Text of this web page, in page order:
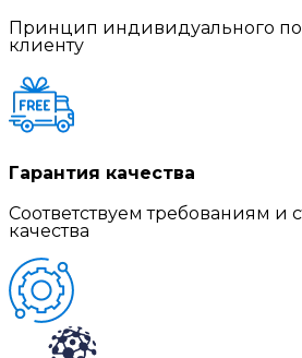
Принцип индивидуального
клиенту
Гарантия качества
Соответствуем требованиям и
качества